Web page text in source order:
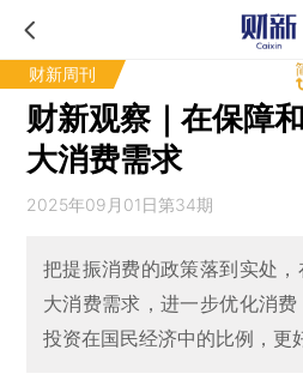
财新周刊
财新观察｜在保障
大消费需求
2025年09月01日第34期
把提振消费的政策落到实处
大消费需求，进一步优化消
投资在国民经济中的比例，更